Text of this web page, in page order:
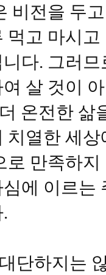
비전을 두
먹고 마시
다. 그러
살 것이
온전한 삶
치열한 세
로 만족하
에 이르는
단하지는